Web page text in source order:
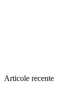
Articole recente